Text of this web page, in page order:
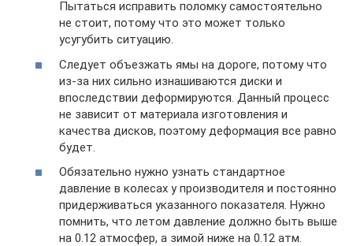
Пытаться исправить поломку самостоятельно
не стоит, потому что это может только
усугубить ситуацию.
Следует объезжать ямы на дороге, потому что
из-за них сильно изнашиваются диски и
впоследствии деформируются. Данный процесс
не зависит от материала изготовления и
качества дисков, поэтому деформация все равно
будет.
Обязательно нужно узнать стандартное
давление в колесах у производителя и постоянно
придерживаться указанного показателя. Нужно
помнить, что летом давление должно быть выше
на 0.12 атмосфер, а зимой ниже на 0.12 атм.